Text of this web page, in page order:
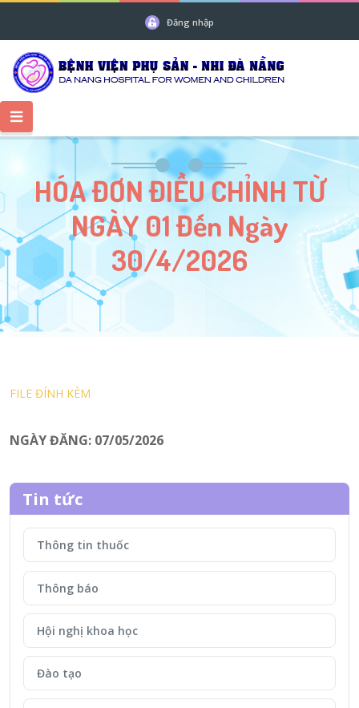
Đăng nhập
HÓA ĐƠN ĐIỀU CHỈNH TỪ
NGÀY 01 Đến Ngày
30/4/2026
FILE ĐÍNH KÈM
NGÀY ĐĂNG: 07/05/2026
Tin tức
Thông tin thuốc
Thông báo
Hội nghị khoa học
Đào tạo